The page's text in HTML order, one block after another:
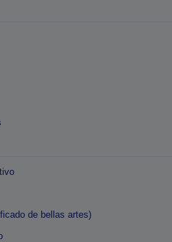
de bellas artes)